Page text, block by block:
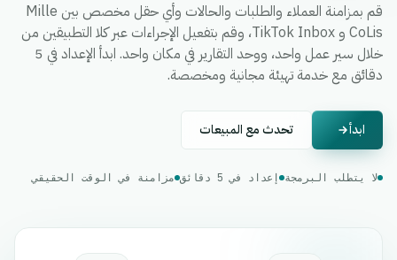
قم بمزامنة العملاء والطلبات والحالات وأي حقل مخصص بين Mille
CoLis و TikTok Inbox، وقم بتفعيل الإجراءات عبر كلا التطبيقين من
خلال سير عمل واحد، ووحد التقارير في مكان واحد. ابدأ الإعداد في 5
دقائق مع خدمة تهيئة مجانية ومخصصة.
ابدأ تحدث مع المبيعات
لا يتطلب البرمجة إعداد في 5 دقائق مزامنة في الوقت الحقيقي